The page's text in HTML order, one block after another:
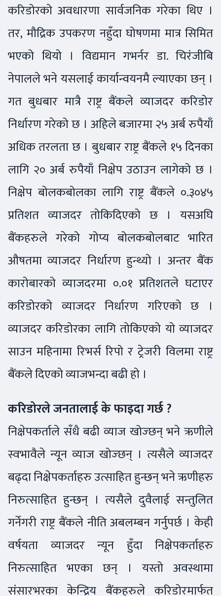
करिडोरको अवधारणा सार्वजनिक गरेका थिए ।
तर, मौद्रिक उपकरण नहुँदा घोषणमा मात्र सिमित
भएको थियो । विद्यमान गभर्नर डा. चिरंजीबि
नेपालले भने यसलाई कार्यान्वयनमै ल्याएका छन् ।
गत बुधबार मात्रै राष्ट्र बैंकले व्याजदर करिडोर
निर्धारण गरेको छ । अहिले बजारमा २५ अर्ब रुपैयाँ
अधिक तरलता छ । बुधबार राष्ट्र बैंकले १५ दिनका
लागि २० अर्ब रुपैयाँ निक्षेप उठाउन लागेको छ ।
निक्षेप बोलकबोलका लागि राष्ट्र बैंकले ०.३०४५
प्रतिशत व्याजदर तोकिदिएको छ । यसअघि
बैंकहरुले गरेको गोप्य बोलकबोलबाट भारित
औषतमा व्याजदर निर्धारण हुन्थ्यो । अन्तर बैंक
कारोबारको व्याजदरमा ०.०१ प्रतिशतले घटाएर
करिडोरको व्याजदर निर्धारण गरिएको छ ।
व्याजदर करिडोरका लागि तोकिएको यो व्याजदर
साउन महिनामा रिभर्स रिपो र ट्रेजरी विलमा राष्ट्र
बैंकले दिएको व्याजभन्दा बढी हो ।
करिडोरले जनतालाई के फाइदा गर्छ ?
निक्षेपकर्ताले सँधै बढी व्याज खोज्छन् भने ऋणीले
स्वभावैले न्यून व्याज खोज्छन् । त्यसैले व्याजदर
बढ्दा निक्षेपकर्ताहरु उत्साहित हुन्छन् भने ऋणीहरु
निरुत्साहित हुन्छन् । त्यसैले दुवैलाई सन्तुलित
गर्नेगरी राष्ट्र बैंकले नीति अबलम्बन गर्नुपर्छ । केही
वर्षयता व्याजदर न्यून हुँदा निक्षेपकर्ताहरु
निरुत्साहित भएका छन् । यस्तो अवस्थामा
संसारभरका केन्द्रिय बैंकहरुले करिडोरमार्फत